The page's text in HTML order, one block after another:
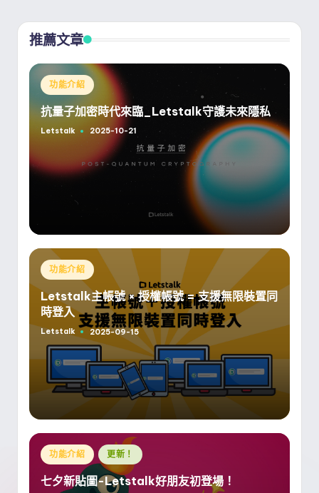
推薦文章
Posted
in
功能介紹
抗量子加密時代來臨_Letstalk守護未來隱私
Posted
Letstalk 2025-10-21
Posted
in
功能介紹
Letstalk主帳號 × 授權帳號 = 支援無限裝置同
時登入
Posted
by
Letstalk 2025-09-15
Posted
in
功能介紹 更新！
七夕新貼圖-Letstalk好朋友初登場！